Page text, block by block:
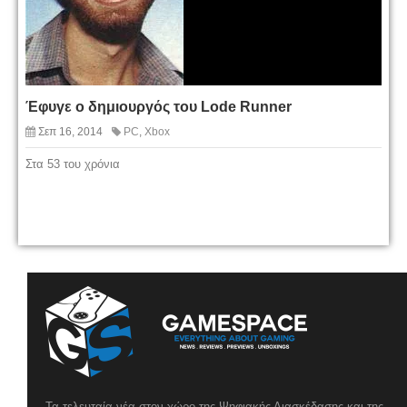
Έφυγε ο δημιουργός του Lode Runner
Σεπ 16, 2014 PC, Xbox
Στα 53 του χρόνια